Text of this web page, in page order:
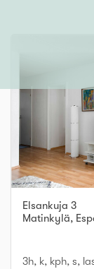
Elsankuja 3
Matinkylä,
3h, k, kph, s,